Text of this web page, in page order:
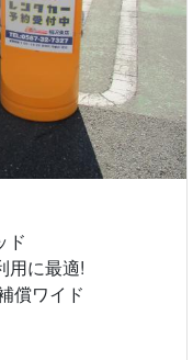
ド
用に最適!
償ワイド